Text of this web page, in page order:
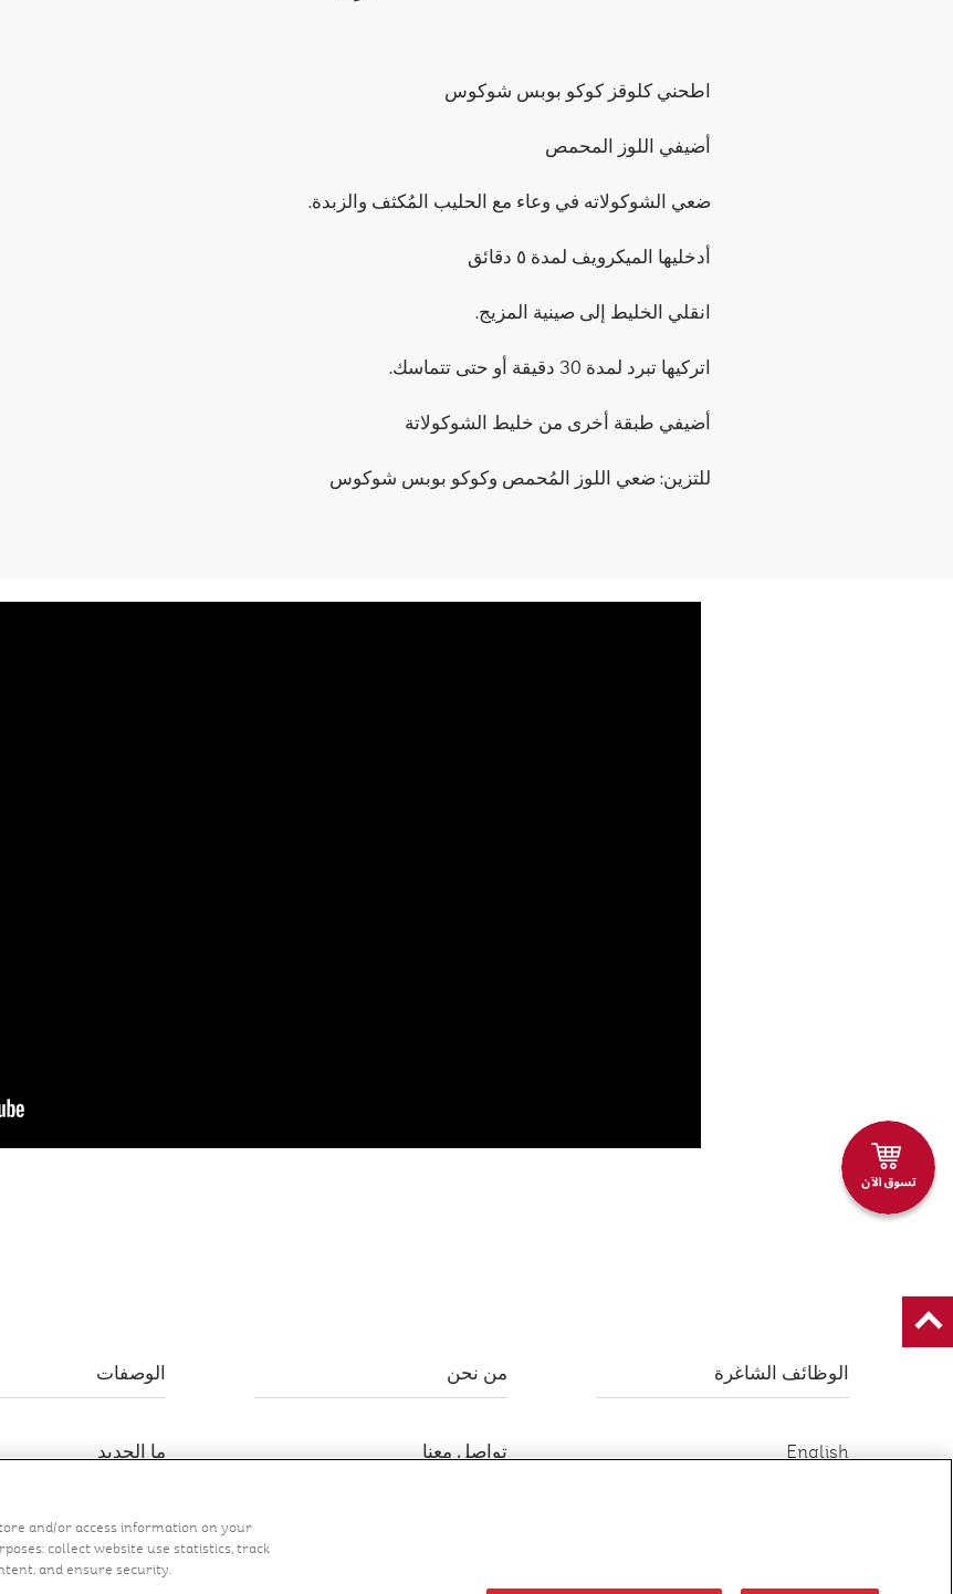
اطحني كلوقز كوكو بوبس شوكوس
أضيفي اللوز المحمص
ضعي الشوكولاته في وعاء مع الحليب المُكثف والزبدة.
أدخليها الميكرويف لمدة ٥ دقائق
انقلي الخليط إلى صينية المزيج.
اتركيها تبرد لمدة 30 دقيقة أو حتى تتماسك.
أضيفي طبقة أخرى من خليط الشوكولاتة
للتزين: ضعي اللوز المُحمص وكوكو بوبس شوكوس
الوصفات
ما الجديد
من نحن
تواصل معنا
الوظائف الشاغرة
English
and/or access information on your
collect website use statistics, track
and ensure security.